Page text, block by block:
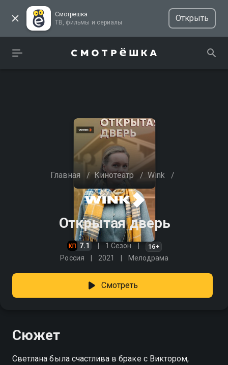
Смотрёшка
ТВ, фильмы и сериалы
Открыть
Главная / Кинотеатр / Wink /
Открытая дверь
7.1 1 Сезон 16+
Россия 2021 Мелодрама
Смотреть
Сюжет
Светлана была счастлива в браке с Виктором,